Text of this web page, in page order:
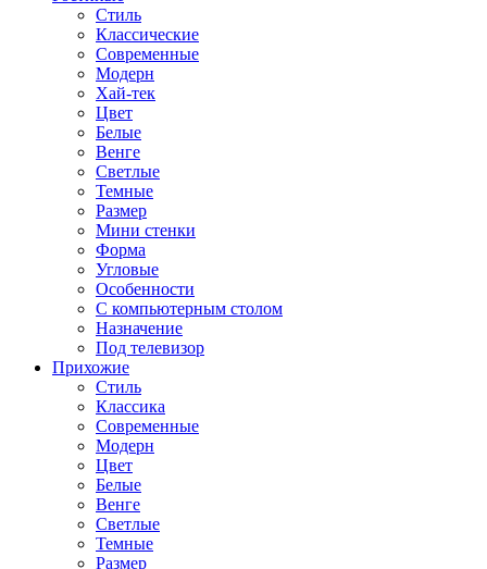
Стиль
Классические
Современные
Модерн
Хай-тек
Цвет
Белые
Венге
Светлые
Темные
Размер
Мини стенки
Форма
Угловые
Особенности
С компьютерным столом
Назначение
Под телевизор
Прихожие
Стиль
Классика
Современные
Модерн
Цвет
Белые
Венге
Светлые
Темные
Размер